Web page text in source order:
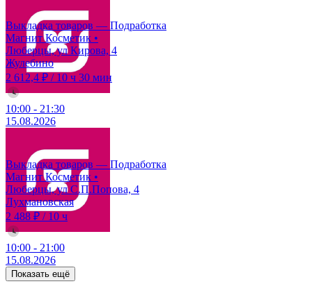
Выкладка товаров — Подработка
Магнит Косметик •
Люберцы, ул Кирова, 4
Жулебино
2 612,4 ₽ / 10 ч 30 мин
10:00 - 21:30
15.08.2026
Выкладка товаров — Подработка
Магнит Косметик •
Люберцы, ул С.П.Попова, 4
Лухмановская
2 488 ₽ / 10 ч
10:00 - 21:00
15.08.2026
Показать ещё